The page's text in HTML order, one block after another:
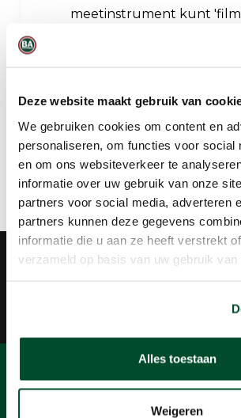
Deze website maakt gebruik van
We gebruiken cookies om content en
personaliseren, om functies voor social
en om ons websiteverkeer te
informatie over uw gebruik van onze
partners voor social media, adverteren
partners kunnen deze gegevens
informatie die u aan ze heeft verstrekt
verzameld op basis van uw gebruik van
Alles toestaan
Weigeren
meetinstrument kunt
continu op de hoogte
foutmarge van +/- 25%
Gasmeetbuisjespomp huren?
contact op!
Groot assortiment
Weet u nog niet
u precies nodig